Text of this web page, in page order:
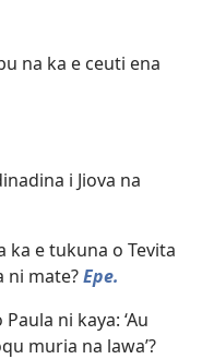
na ka e ceuti ena
i Jiova na
ka e tukuna o Tevita
ni mate?Epe.
ni kaya: ‘Au
muria na lawa’?